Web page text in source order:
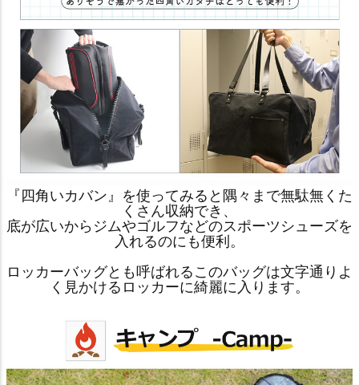
『四角いカバン』を使ってみると隅々まで無駄無くた
くさん収納でき、
底が広いからジムやゴルフなどのスポーツシューズを
入れるのにも便利。
ロッカーバッグとも呼ばれるこのバッグは文字通りよ
く見かけるロッカーに綺麗に入ります。